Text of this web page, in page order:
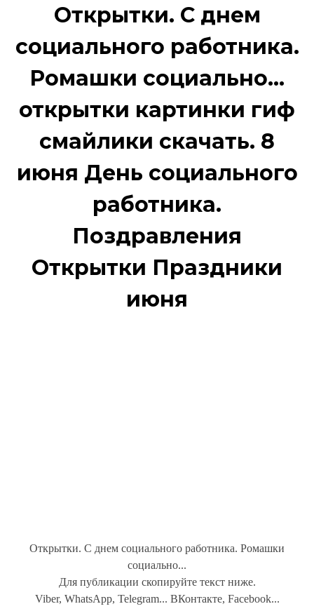
Открытки. С днем
социального работника.
Ромашки социально...
открытки картинки гиф
смайлики скачать. 8
июня День социального
работника.
Поздравления
Открытки Праздники
июня
Открытки. С днем социального работника. Ромашки
социально...
Для публикации скопируйте текст ниже.
Viber, WhatsApp, Telegram... ВКонтакте, Facebook...